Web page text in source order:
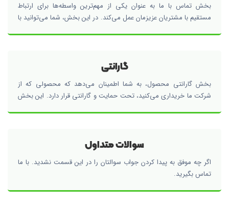
بخش تماس با ما به عنوان یکی از مهم‌ترین واسطه‌ها برای ارتباط
مستقیم با مشتریان عزیزمان عمل می‌کند. در این بخش، شما می‌توانید با
گارانتی
بخش گارانتی محصول، به شما اطمینان می‌دهد که محصولی که از
شرکت ما خریداری می‌کنید، تحت حمایت و گارانتی قرار دارد. این بخش
سوالات متداول
اگر چه موفق به پیدا کردن جواب سوالتان را در این قسمت نشدید. با ما
تماس بگیرید.